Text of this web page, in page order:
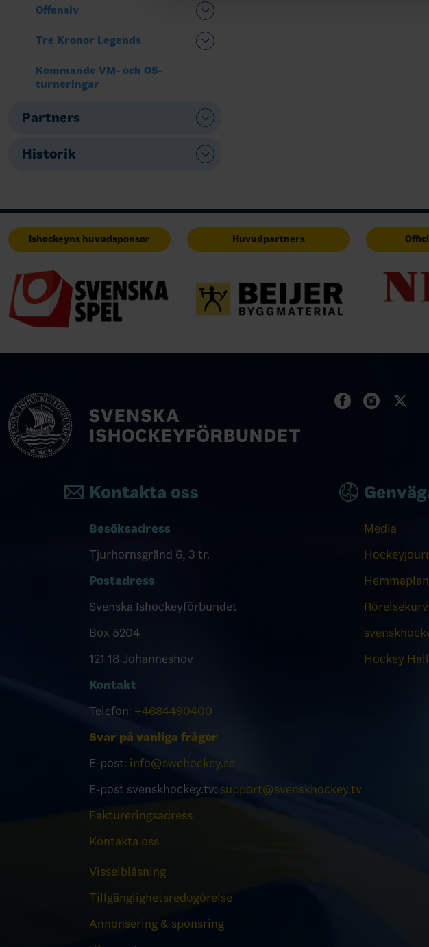
Offensiv
Tre Kronor Legends
Kommande VM- och OS-
turneringar
Partners
Historik
Ishockeyns huvudsponsor Huvudpartners
Kontakta oss
Besöksadress
Tjurhornsgränd 6, 3 tr.
Postadress
Svenska Ishockeyförbundet
Box 5204
121 18 Johanneshov
Kontakt
Telefon: +4684490400
Svar på vanliga frågor
E-post: info@swehockey.se
E-post svenskhockey.tv: support@svenskhockey.tv
Faktureringsadress
Kontakta oss
Visselblåsning
Tillgänglighetsredogörelse
Annonsering & sponsring
Media
Hockey